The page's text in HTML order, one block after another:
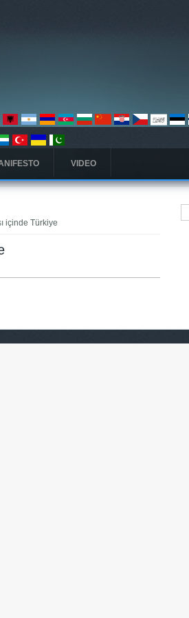
VIDEO
içinde Türkiye